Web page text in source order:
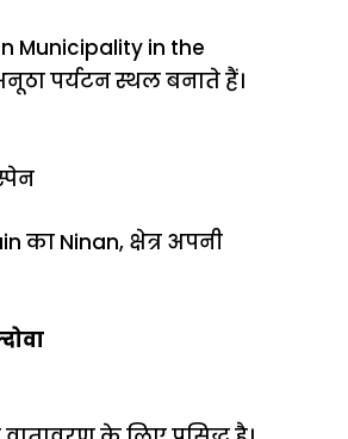
Municipality in the
पर्यटन स्थल बनाते हैं।
का Ninan, क्षेत्र अपनी